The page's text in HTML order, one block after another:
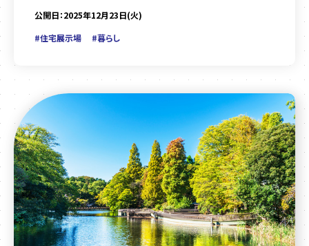
公開日：2025年12月23日(火)
#住宅展示場
#暮らし